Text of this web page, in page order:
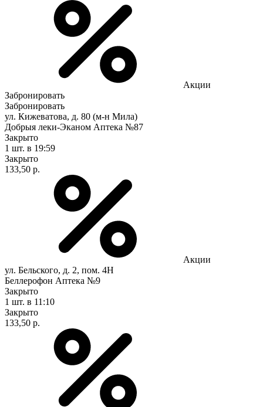
Акции
Забронировать
Забронировать
ул. Кижеватова, д. 80 (м-н Мила)
Добрыя леки-Эканом Аптека №87
Закрыто
1 шт. в 19:59
Закрыто
133,50 р.
Акции
ул. Бельского, д. 2, пом. 4Н
Беллерофон Аптека №9
Закрыто
1 шт. в 11:10
Закрыто
133,50 р.